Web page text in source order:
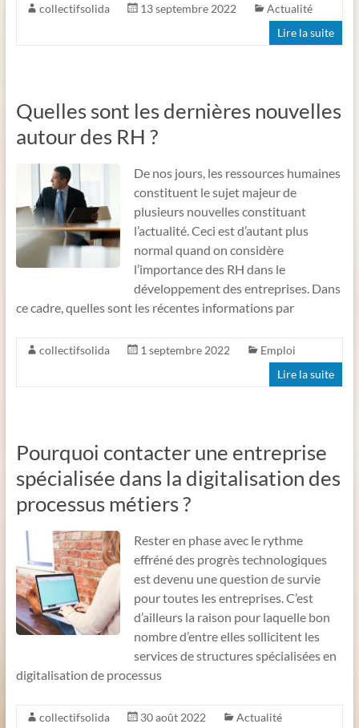
collectifsolida 13 septembre 2022
Actualité
Lire la suite
Quelles sont les dernières nouvelles
autour des RH ?
De nos jours, les ressources humaines
constituent le sujet majeur de
plusieurs nouvelles constituant
l’actualité. Ceci est d’autant plus
normal quand on considère
l’importance des RH dans le
développement des entreprises. Dans
ce cadre, quelles sont les récentes informations par
collectifsolida 1 septembre 2022
Emploi
Lire la suite
Pourquoi contacter une entreprise
spécialisée dans la digitalisation des
processus métiers ?
Rester en phase avec le rythme
effréné des progrès technologiques
est devenu une question de survie
pour toutes les entreprises. C’est
d’ailleurs la raison pour laquelle bon
nombre d’entre elles sollicitent les
services de structures spécialisées en
digitalisation de processus
collectifsolida 30 août 2022 Actualité